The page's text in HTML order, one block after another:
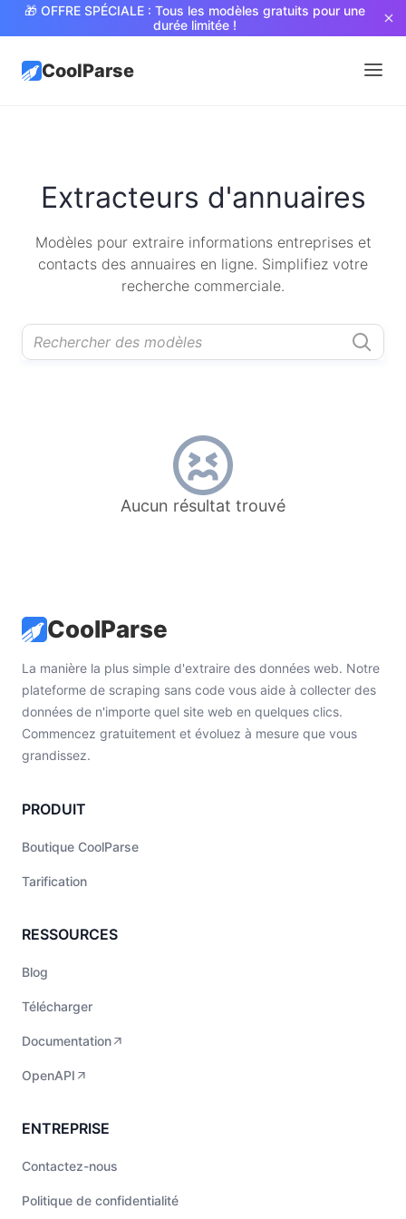
🎁 OFFRE SPÉCIALE : Tous les modèles gratuits pour une
durée limitée !
CoolParse
Extracteurs d'annuaires
Modèles pour extraire informations entreprises et
contacts des annuaires en ligne. Simplifiez votre
recherche commerciale.
Aucun résultat trouvé
CoolParse
La manière la plus simple d'extraire des données web. Notre
plateforme de scraping sans code vous aide à collecter des
données de n'importe quel site web en quelques clics.
Commencez gratuitement et évoluez à mesure que vous
grandissez.
PRODUIT
Boutique CoolParse
Tarification
RESSOURCES
Blog
Télécharger
Documentation
OpenAPI
ENTREPRISE
Contactez-nous
Politique de confidentialité